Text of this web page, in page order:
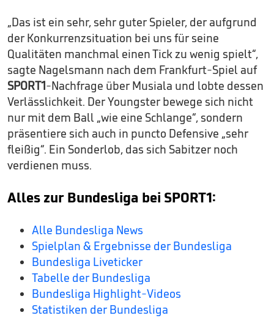
„Das ist ein sehr, sehr guter Spieler, der aufgrund
der Konkurrenzsituation bei uns für seine
Qualitäten manchmal einen Tick zu wenig spielt“,
sagte Nagelsmann nach dem Frankfurt-Spiel auf
SPORT1-Nachfrage über Musiala und lobte dessen
Verlässlichkeit. Der Youngster bewege sich nicht
nur mit dem Ball „wie eine Schlange“, sondern
präsentiere sich auch in puncto Defensive „sehr
fleißig“. Ein Sonderlob, das sich Sabitzer noch
verdienen muss.
Alles zur Bundesliga bei SPORT1:
Alle Bundesliga News
Spielplan & Ergebnisse der Bundesliga
Bundesliga Liveticker
Tabelle der Bundesliga
Bundesliga Highlight-Videos
Statistiken der Bundesliga